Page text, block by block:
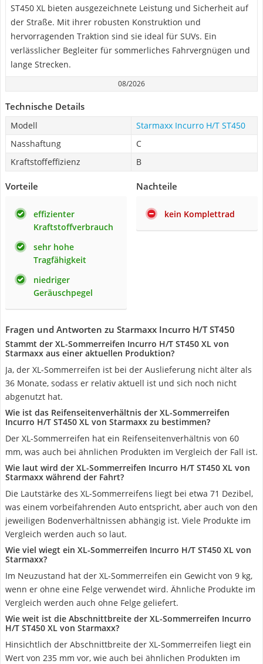
ST450 XL bieten ausgezeichnete Leistung und Sicherheit auf
der Straße. Mit ihrer robusten Konstruktion und
hervorragenden Traktion sind sie ideal für SUVs. Ein
verlässlicher Begleiter für sommerliches Fahrvergnügen und
lange Strecken.
08/2026
Technische Details
Modell
Starmaxx Incurro H/T ST450
Nasshaftung
C
Kraftstoffeffizienz
B
Vorteile
effizienter
Kraftstoffverbrauch
sehr hohe
Tragfähigkeit
niedriger
Geräuschpegel
Nachteile
kein Komplettrad
Fragen und Antworten zu Starmaxx Incurro H/T ST450
Stammt der XL-Sommerreifen Incurro H/T ST450 XL von
Starmaxx aus einer aktuellen Produktion?
Ja, der XL-Sommerreifen ist bei der Auslieferung nicht älter als
36 Monate, sodass er relativ aktuell ist und sich noch nicht
abgenutzt hat.
Wie ist das Reifenseitenverhältnis der XL-Sommerreifen
Incurro H/T ST450 XL von Starmaxx zu bestimmen?
Der XL-Sommerreifen hat ein Reifenseitenverhältnis von 60
mm, was auch bei ähnlichen Produkten im Vergleich der Fall ist.
Wie laut wird der XL-Sommerreifen Incurro H/T ST450 XL von
Starmaxx während der Fahrt?
Die Lautstärke des XL-Sommerreifens liegt bei etwa 71 Dezibel,
was einem vorbeifahrenden Auto entspricht, aber auch von den
jeweiligen Bodenverhältnissen abhängig ist. Viele Produkte im
Vergleich werden auch so laut.
Wie viel wiegt ein XL-Sommerreifen Incurro H/T ST450 XL von
Starmaxx?
Im Neuzustand hat der XL-Sommerreifen ein Gewicht von 9 kg,
wenn er ohne eine Felge verwendet wird. Ähnliche Produkte im
Vergleich werden auch ohne Felge geliefert.
Wie weit ist die Abschnittbreite der XL-Sommerreifen Incurro
H/T ST450 XL von Starmaxx?
Hinsichtlich der Abschnittbreite der XL-Sommerreifen liegt ein
Wert von 235 mm vor, wie auch bei ähnlichen Produkten im